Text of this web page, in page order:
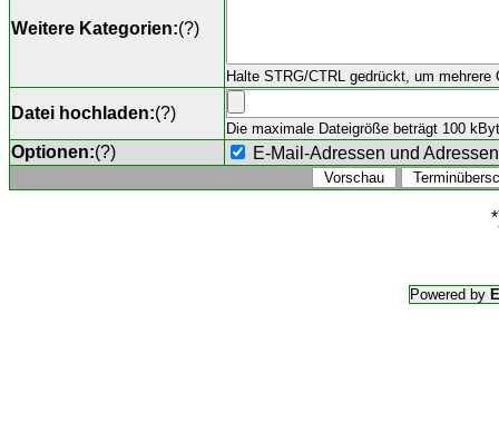
Weitere Kategorien:(?)
Halte STRG/CTRL gedrückt, um mehrere
Datei hochladen:(?)
Die maximale Dateigröße beträgt 100
Optionen:(?) E-Mail-Adressen und
Powered by